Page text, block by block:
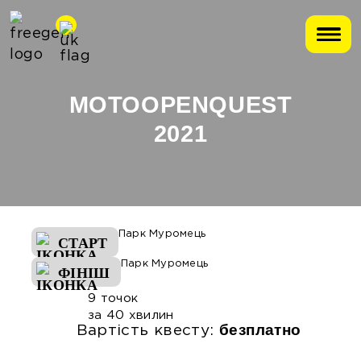
MOTOOPENQUEST
2021
СТАРТ
Парк Муромець
ФІНІШ
Парк Муромець
9 точок
за 40 хвилин
Вартість квесту:безплатно